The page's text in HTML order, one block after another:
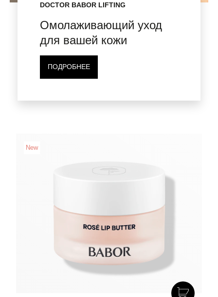
DOCTOR BABOR LIFTING
Омолаживающий уход
для вашей кожи
ПОДРОБНЕЕ
New